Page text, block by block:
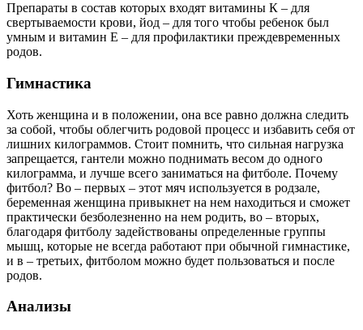
Препараты в состав которых входят витамины К – для
свертываемости крови, йод – для того чтобы ребенок был
умным и витамин Е – для профилактики преждевременных
родов.
Гимнастика
Хоть женщина и в положении, она все равно должна следить
за собой, чтобы облегчить родовой процесс и избавить себя от
лишних килограммов. Стоит помнить, что сильная нагрузка
запрещается, гантели можно поднимать весом до одного
килограмма, и лучше всего заниматься на фитболе. Почему
фитбол? Во – первых – этот мяч используется в родзале,
беременная женщина привыкнет на нем находиться и сможет
практически безболезненно на нем родить, во – вторых,
благодаря фитболу задействованы определенные группы
мышц, которые не всегда работают при обычной гимнастике,
и в – третьих, фитболом можно будет пользоваться и после
родов.
Анализы